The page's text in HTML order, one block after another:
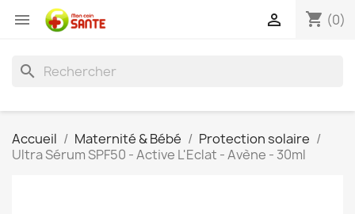
 shopping_cart (0)

search
Accueil Maternité & Bébé
Protection solaire
Ultra Sérum SPF50 - Active L'Eclat - Avène - 30ml